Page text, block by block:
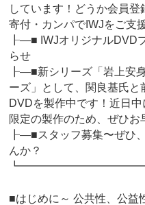
しています！どうか会員
寄付・カンパでIWJをご支
┠―■ IWJオリジナルDVD
らせ
┠―■新シリーズ「岩上安
ーズ」として、関良基氏
DVDを製作中です！近日
限定の製作のため、ぜひお
┠―■スタッフ募集〜ぜひ
んか？
■はじめに～ 公共性、公益